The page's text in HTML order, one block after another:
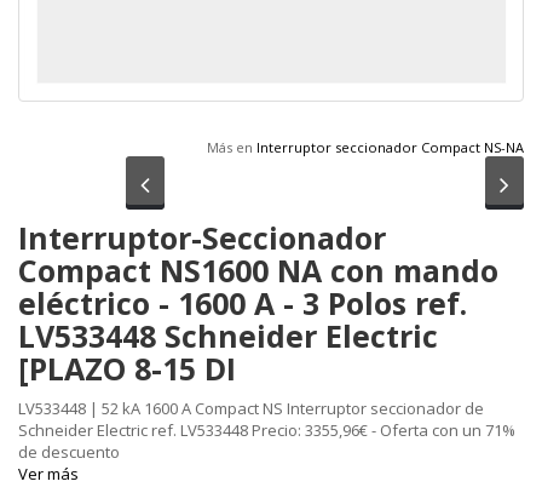
Más en Interruptor seccionador Compact NS-NA
Anterior
Interruptor-Seccionador
Compact NS1600 NA con mando
eléctrico - 1600 A - 3 Polos ref.
LV533448 Schneider Electric
[PLAZO 8-15 DI
LV533448 | 52 kA 1600 A Compact NS Interruptor seccionador de
Schneider Electric ref. LV533448 Precio: 3355,96€ - Oferta con un 71%
de descuento
Ver más